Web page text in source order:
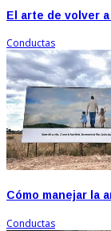
El arte de volver
Conductas
Cómo manejar la
Conductas